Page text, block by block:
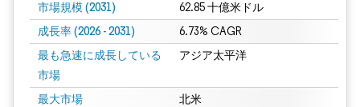
市場規模 (2031) 62.85 十億米ドル
成長率 (2026 - 2031) 6.73% CAGR
最も急速に成長している
市場
アジア太平洋
最大市場 北米